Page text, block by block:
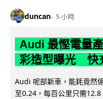
duncan 5 小時
Audi 最慳電量
彩造型曝光 快
Audi 呢部新車，能耗竟然
至0.24，每百公里只需